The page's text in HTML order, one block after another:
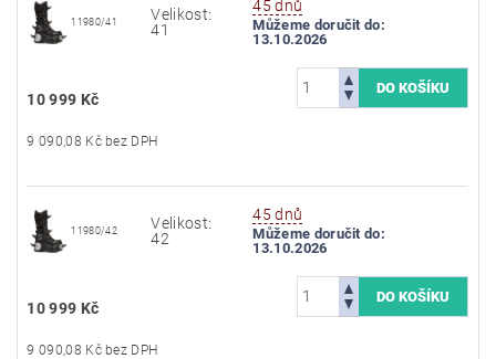
11980/41
Velikost:
41
45 dnů
Můžeme doručit do:
13.10.2026
10 999 Kč
9 090,08 Kč bez DPH
11980/42
Velikost:
42
45 dnů
Můžeme doručit do:
13.10.2026
10 999 Kč
9 090,08 Kč bez DPH